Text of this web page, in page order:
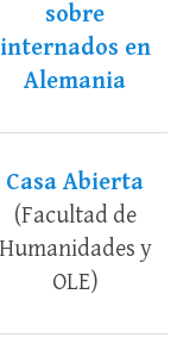
sobre
internados en
Alemania
Casa Abierta
(Facultad de
Humanidades y
OLE)